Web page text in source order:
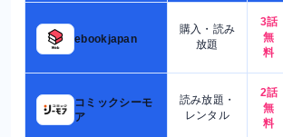
ebookjapan
購入・読み
放題
3話
無
料
コミックシーモ
ア
読み放題・
レンタル
2話
無
料